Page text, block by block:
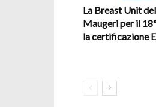
La Breast Unit
Maugeri per il
la certificazione